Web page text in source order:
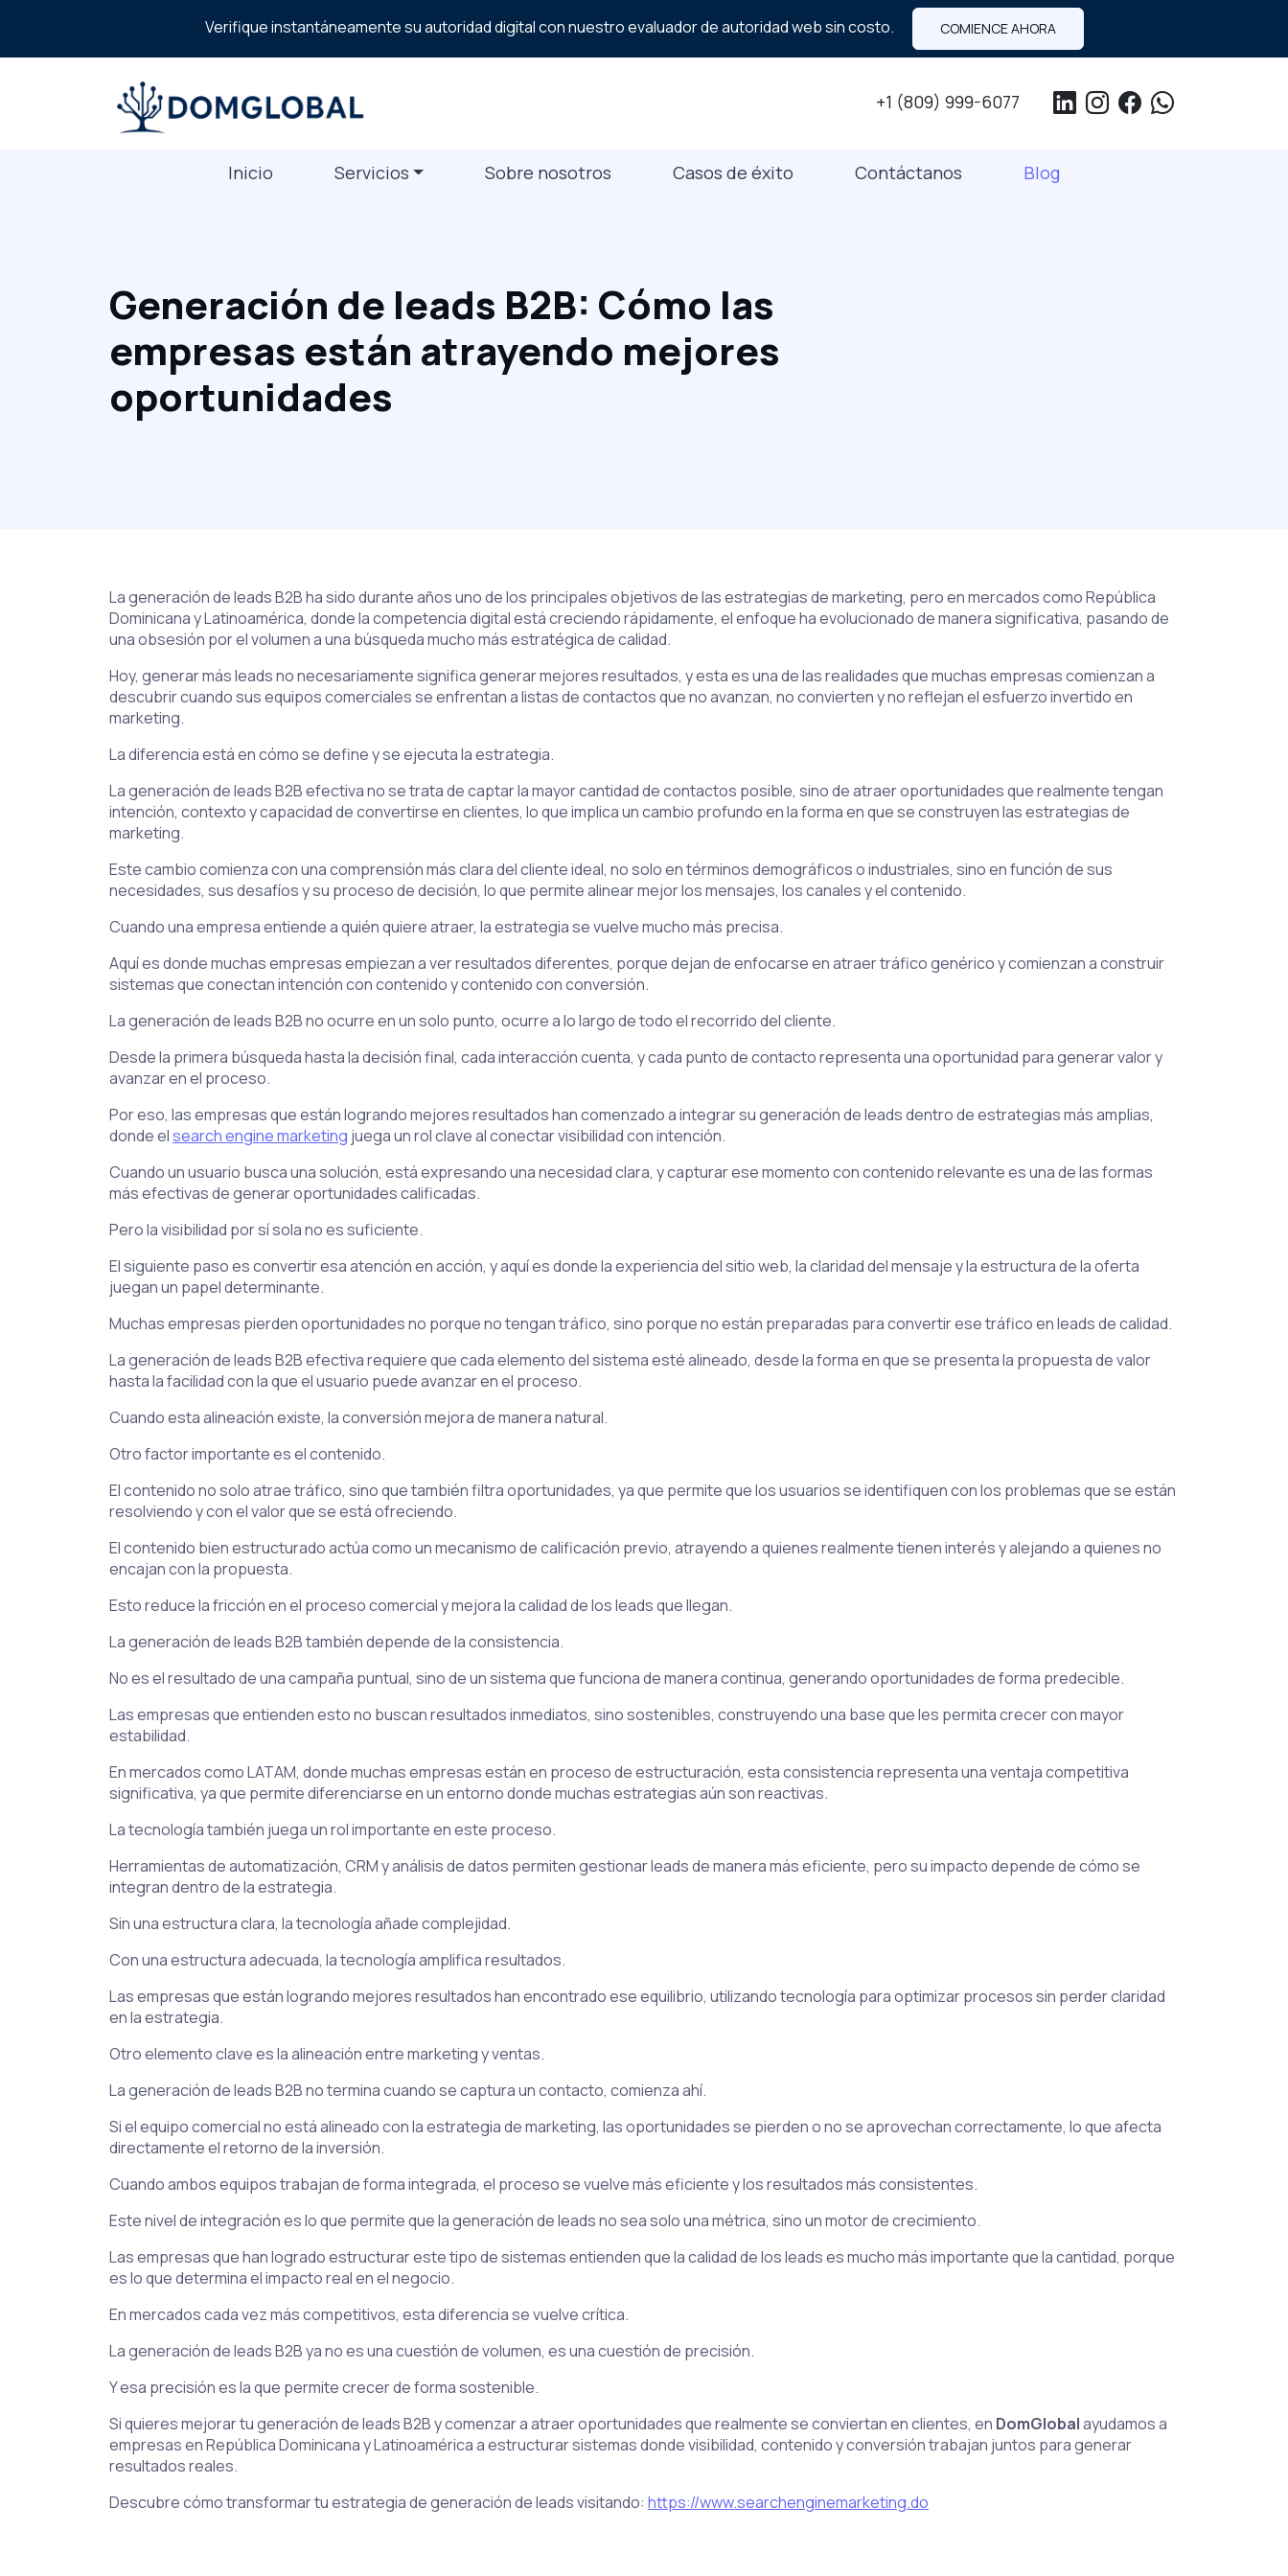
Verifique instantáneamente su autoridad digital con nuestro evaluador de autoridad web sin costo. COMIENCE AHORA
+1 (809) 999-6077
Inicio Servicios Sobre nosotros Casos de éxito Contáctanos Blog
Generación de leads B2B: Cómo las
empresas están atrayendo mejores
oportunidades
La generación de leads B2B ha sido durante años uno de los principales objetivos de las estrategias de marketing, pero en mercados como República
Dominicana y Latinoamérica, donde la competencia digital está creciendo rápidamente, el enfoque ha evolucionado de manera significativa, pasando de
una obsesión por el volumen a una búsqueda mucho más estratégica de calidad.
Hoy, generar más leads no necesariamente significa generar mejores resultados, y esta es una de las realidades que muchas empresas comienzan a
descubrir cuando sus equipos comerciales se enfrentan a listas de contactos que no avanzan, no convierten y no reflejan el esfuerzo invertido en
marketing.
La diferencia está en cómo se define y se ejecuta la estrategia.
La generación de leads B2B efectiva no se trata de captar la mayor cantidad de contactos posible, sino de atraer oportunidades que realmente tengan
intención, contexto y capacidad de convertirse en clientes, lo que implica un cambio profundo en la forma en que se construyen las estrategias de
marketing.
Este cambio comienza con una comprensión más clara del cliente ideal, no solo en términos demográficos o industriales, sino en función de sus
necesidades, sus desafíos y su proceso de decisión, lo que permite alinear mejor los mensajes, los canales y el contenido.
Cuando una empresa entiende a quién quiere atraer, la estrategia se vuelve mucho más precisa.
Aquí es donde muchas empresas empiezan a ver resultados diferentes, porque dejan de enfocarse en atraer tráfico genérico y comienzan a construir
sistemas que conectan intención con contenido y contenido con conversión.
La generación de leads B2B no ocurre en un solo punto, ocurre a lo largo de todo el recorrido del cliente.
Desde la primera búsqueda hasta la decisión final, cada interacción cuenta, y cada punto de contacto representa una oportunidad para generar valor y
avanzar en el proceso.
Por eso, las empresas que están logrando mejores resultados han comenzado a integrar su generación de leads dentro de estrategias más amplias,
donde elsearch engine marketing juega un rol clave al conectar visibilidad con intención.
Cuando un usuario busca una solución, está expresando una necesidad clara, y capturar ese momento con contenido relevante es una de las formas
más efectivas de generar oportunidades calificadas.
Pero la visibilidad por sí sola no es suficiente.
El siguiente paso es convertir esa atención en acción, y aquí es donde la experiencia del sitio web, la claridad del mensaje y la estructura de la oferta
juegan un papel determinante.
Muchas empresas pierden oportunidades no porque no tengan tráfico, sino porque no están preparadas para convertir ese tráfico en leads de calidad.
La generación de leads B2B efectiva requiere que cada elemento del sistema esté alineado, desde la forma en que se presenta la propuesta de valor
hasta la facilidad con la que el usuario puede avanzar en el proceso.
Cuando esta alineación existe, la conversión mejora de manera natural.
Otro factor importante es el contenido.
El contenido no solo atrae tráfico, sino que también filtra oportunidades, ya que permite que los usuarios se identifiquen con los problemas que se están
resolviendo y con el valor que se está ofreciendo.
El contenido bien estructurado actúa como un mecanismo de calificación previo, atrayendo a quienes realmente tienen interés y alejando a quienes no
encajan con la propuesta.
Esto reduce la fricción en el proceso comercial y mejora la calidad de los leads que llegan.
La generación de leads B2B también depende de la consistencia.
No es el resultado de una campaña puntual, sino de un sistema que funciona de manera continua, generando oportunidades de forma predecible.
Las empresas que entienden esto no buscan resultados inmediatos, sino sostenibles, construyendo una base que les permita crecer con mayor
estabilidad.
En mercados como LATAM, donde muchas empresas están en proceso de estructuración, esta consistencia representa una ventaja competitiva
significativa, ya que permite diferenciarse en un entorno donde muchas estrategias aún son reactivas.
La tecnología también juega un rol importante en este proceso.
Herramientas de automatización, CRM y análisis de datos permiten gestionar leads de manera más eficiente, pero su impacto depende de cómo se
integran dentro de la estrategia.
Sin una estructura clara, la tecnología añade complejidad.
Con una estructura adecuada, la tecnología amplifica resultados.
Las empresas que están logrando mejores resultados han encontrado ese equilibrio, utilizando tecnología para optimizar procesos sin perder claridad
en la estrategia.
Otro elemento clave es la alineación entre marketing y ventas.
La generación de leads B2B no termina cuando se captura un contacto, comienza ahí.
Si el equipo comercial no está alineado con la estrategia de marketing, las oportunidades se pierden o no se aprovechan correctamente, lo que afecta
directamente el retorno de la inversión.
Cuando ambos equipos trabajan de forma integrada, el proceso se vuelve más eficiente y los resultados más consistentes.
Este nivel de integración es lo que permite que la generación de leads no sea solo una métrica, sino un motor de crecimiento.
Las empresas que han logrado estructurar este tipo de sistemas entienden que la calidad de los leads es mucho más importante que la cantidad, porque
es lo que determina el impacto real en el negocio.
En mercados cada vez más competitivos, esta diferencia se vuelve crítica.
La generación de leads B2B ya no es una cuestión de volumen, es una cuestión de precisión.
Y esa precisión es la que permite crecer de forma sostenible.
Si quieres mejorar tu generación de leads B2B y comenzar a atraer oportunidades que realmente se conviertan en clientes, en DomGlobalayudamos a
empresas en República Dominicana y Latinoamérica a estructurar sistemas donde visibilidad, contenido y conversión trabajan juntos para generar
resultados reales.
Descubre cómo transformar tu estrategia de generación de leads visitando: https://www.searchenginemarketing.do